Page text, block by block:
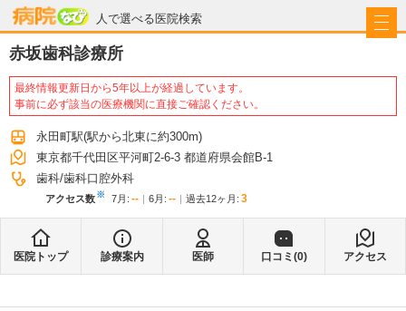
人で選べる医院検索
病院なび
赤坂歯科診療所
最終情報更新日から5年以上が経過しています。
事前に必ず該当の医療機関に直接ご確認ください。
永田町駅(駅から北東に約300m)
東京都千代田区平河町2-6-3 都道府県会館B-1
歯科 歯科口腔外科
アクセス数※ 7月 : -- 6月 : -- 過去12ヶ月: 3
医院トップ 診療案内 医師 口コミ(0) アクセス